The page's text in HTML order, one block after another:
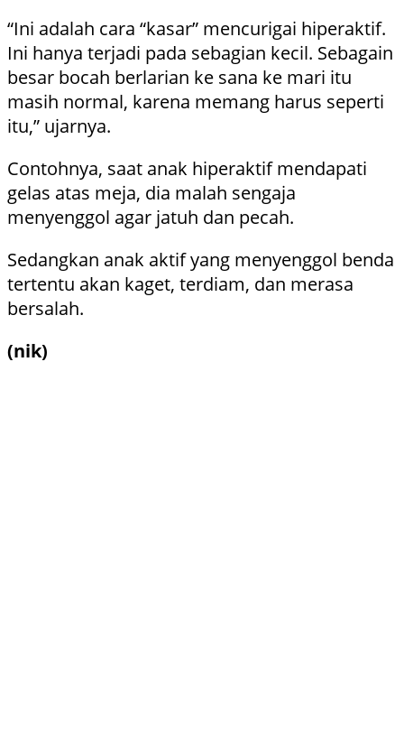
“Ini adalah cara “kasar” mencurigai hiperaktif.
Ini hanya terjadi pada sebagian kecil. Sebagain
besar bocah berlarian ke sana ke mari itu
masih normal, karena memang harus seperti
itu,” ujarnya.
Contohnya, saat anak hiperaktif mendapati
gelas atas meja, dia malah sengaja
menyenggol agar jatuh dan pecah.
Sedangkan anak aktif yang menyenggol benda
tertentu akan kaget, terdiam, dan merasa
bersalah.
(nik)